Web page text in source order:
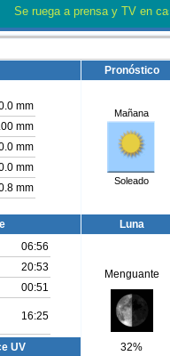
Se ruega a prensa y TV en
Pronóstico
mm
mm
mm
mm
mm
Mañana
Soleado
Luna
06:56
20:53
00:51
16:25
Menguante
32%
UV